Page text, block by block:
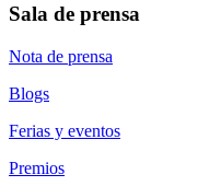
Sala de prensa
Nota de prensa
Blogs
Ferias y eventos
Premios